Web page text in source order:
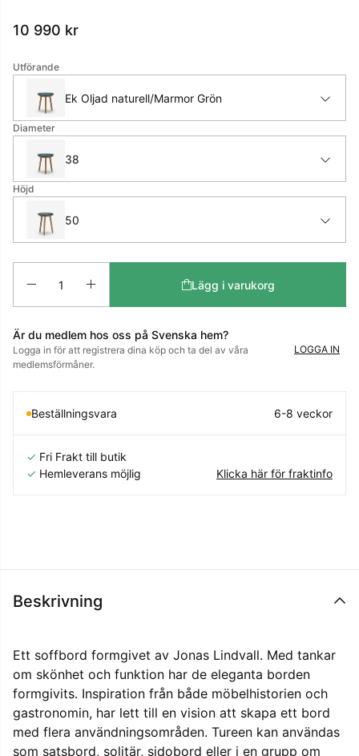
10 990 kr
Utförande
Ek Oljad naturell/Marmor Grön
Diameter
38
Höjd
50
Lägg i varukorg
Är du medlem hos oss på Svenska hem?
Logga in för att registrera dina köp och ta del av våra
medlemsförmåner.
LOGGA IN
Beställningsvara 6-8 veckor
✓ Fri Frakt till butik
✓ Hemleverans möjlig Klicka här för fraktinfo
Beskrivning
Ett soffbord formgivet av Jonas Lindvall. Med tankar
om skönhet och funktion har de eleganta borden
formgivits. Inspiration från både möbelhistorien och
gastronomin, har lett till en vision att skapa ett bord
med flera användningsområden. Tureen kan användas
som satsbord, solitär, sidobord eller i en grupp om